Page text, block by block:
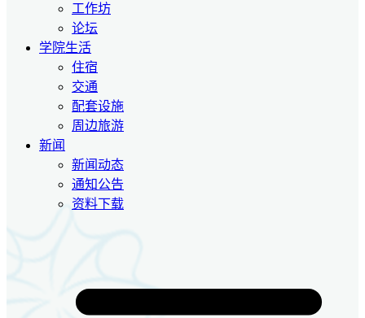
工作坊
论坛
学院生活
住宿
交通
配套设施
周边旅游
新闻
新闻动态
通知公告
资料下载